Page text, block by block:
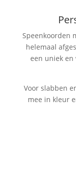
Speenkoorden
helemaal
een uniek
Voor slabben
mee in kleur